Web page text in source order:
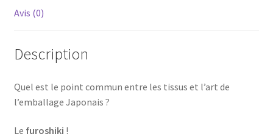
emballage
cadeau
Avis (0)
Description
Quel est le point commun entre les tissus et l’art de
l’emballage Japonais ?
Le furoshiki !